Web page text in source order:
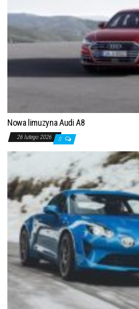
Nowa limuzyna Audi A8
26 lutego 2026 0